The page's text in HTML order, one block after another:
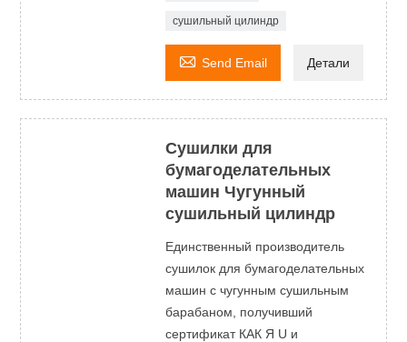
сушильный цилиндр
 Send Email Детали
Сушилки для
бумагоделательных
машин Чугунный
сушильный цилиндр
Единственный производитель
сушилок для бумагоделательных
машин с чугунным сушильным
барабаном, получивший
сертификат КАК Я U и